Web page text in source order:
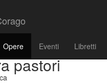
Opere Eventi Libretti
pastori